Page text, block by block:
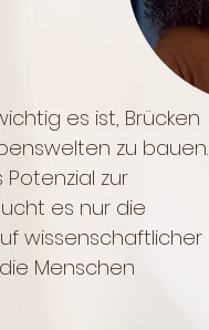
es ist, Brücken
zu bauen.​​
zur
es nur die
wissenschaftlicher
Menschen